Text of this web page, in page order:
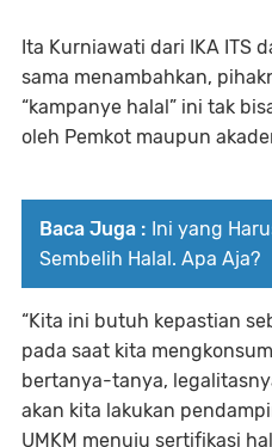
Ita Kurniawati dari IKA ITS
sama menambahkan,
“kampanye halal” ini tak
oleh Pemkot maupun
Baca Juga : Ini yang
Sembelih Halal. Apa Aja?
“Kita ini butuh kepastian
pada saat kita
bertanya-tanya,
akan kita lakukan
UMKM menuju sertifikasi